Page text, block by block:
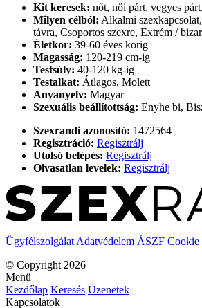
Kit keresek: nőt, női párt, vegyes
Milyen célból: Alkalmi
távra, Csoportos szexre, Extrém /
Életkor: 39-60 éves korig
Magasság: 120-219 cm-ig
Testsúly: 40-120 kg-ig
Testalkat: Átlagos, Molett
Anyanyelv: Magyar
Szexuális beállítottság: Enyhe bi,
Szexrandi azonosító: 1472564
Regisztráció: Regisztrálj
Utolsó belépés: Regisztrálj
Olvasatlan levelek: Regisztrálj
Ügyfélszolgálat Adatvédelem ÁSZF Cookie
© Copyright 2026
Menü
Kezdőlap Keresés Üzenetek
Kapcsolatok